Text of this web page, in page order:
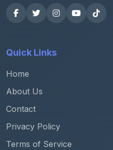
Quick Links
Home
About Us
Contact
Privacy Policy
Terms of Service